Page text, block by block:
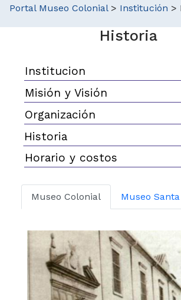
Portal Museo Colonial> Institución >
Historia
Institucion
Misión y Visión
Organización
Historia
Horario y costos
Museo Colonial Museo